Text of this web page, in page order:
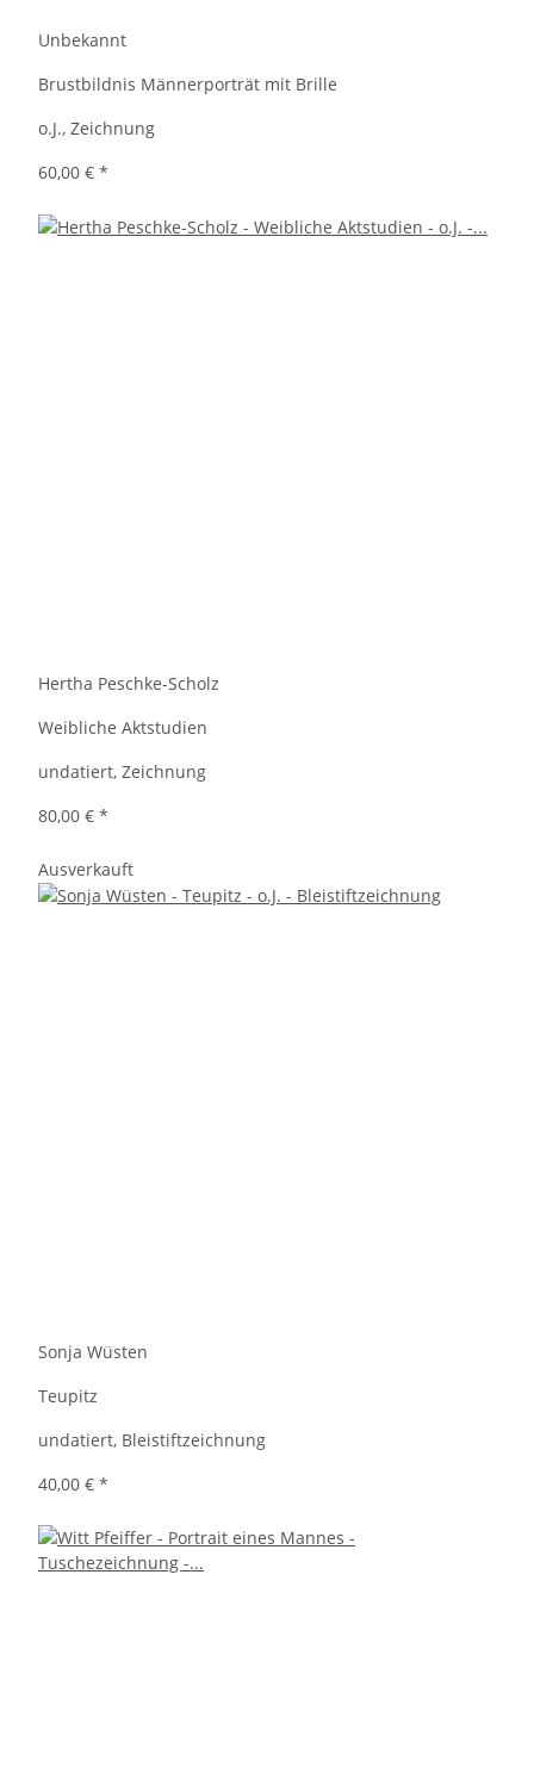
Unbekannt
Brustbildnis Männerporträt mit Brille
o.J., Zeichnung
60,00 € *
Hertha Peschke-Scholz
Weibliche Aktstudien
undatiert, Zeichnung
80,00 € *
Ausverkauft
Sonja Wüsten
Teupitz
undatiert, Bleistiftzeichnung
40,00 € *